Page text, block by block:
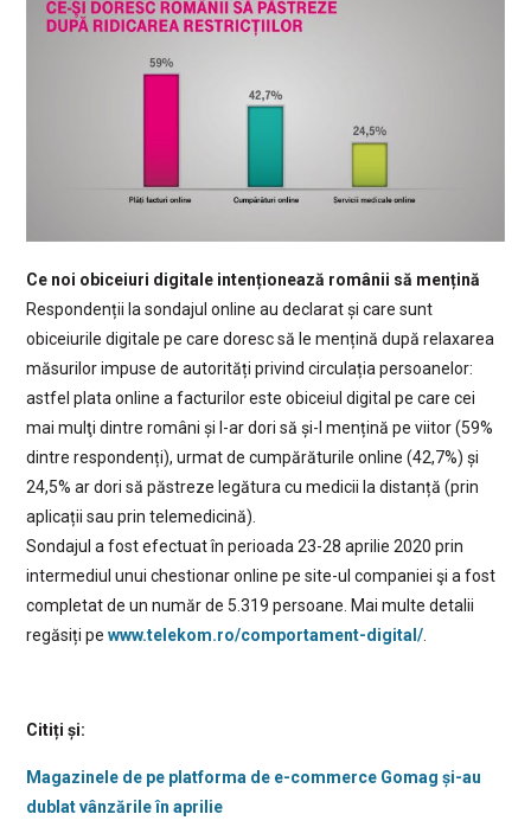
Ce noi obiceiuri digitale intenționează românii să mențină
Respondenții la sondajul online au declarat și care sunt
obiceiurile digitale pe care doresc să le mențină după relaxarea
măsurilor impuse de autorități privind circulația persoanelor:
astfel plata online a facturilor este obiceiul digital pe care cei
mai mulţi dintre români și l-ar dori să și-l mențină pe viitor (59%
dintre respondenți), urmat de cumpărăturile online (42,7%) și
24,5% ar dori să păstreze legătura cu medicii la distanță (prin
aplicații sau prin telemedicină).
Sondajul a fost efectuat în perioada 23-28 aprilie 2020 prin
intermediul unui chestionar online pe site-ul companiei şi a fost
completat de un număr de 5.319 persoane. Mai multe detalii
regăsiți pe www.telekom.ro/comportament-digital/.
Citiți și:
Magazinele de pe platforma de e-commerce Gomag și-au
dublat vânzările în aprilie